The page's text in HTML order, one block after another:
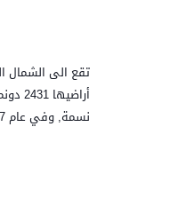
نسمة, وفي عام 1967 كان العدد 277 نسمة, اما في عام 1996 ارتفع إلى 468 نسمة.